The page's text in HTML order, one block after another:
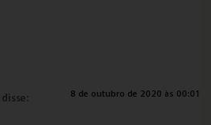
disse: 8 de outubro de 2020 às 00:01